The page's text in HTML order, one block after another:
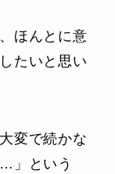
ほんとに意
たいと思い
変で続かな
」という